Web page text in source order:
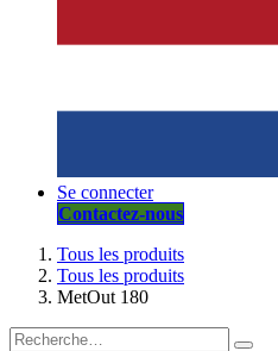
Se connecter
Contactez-nous
Tous les produits
Tous les produits
MetOut 180